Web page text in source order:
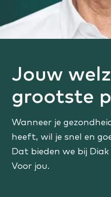
Jouw
grootste
Wanneer je
heeft, wil je snel en
Dat bieden we bij
Voor jou.